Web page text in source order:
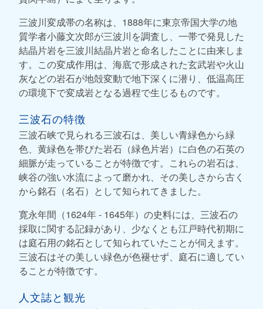
三波川変成帯の名称は、1888年に東京帝国大学の地
質学者小藤文次郎が三波川を調査し、一帯で発見した
結晶片岩を三波川結晶片岩と命名したことに由来しま
す。この変成作用は、海底で形成された玄武岩や火山
灰などの岩石が地殻変動で地下深くに潜り、低温高圧
の環境下で変成岩となる過程で生じるものです。
三波石の特徴
三波石峡で見られる三波石は、美しい青緑色から緑
色、黄緑色を帯びた岩石（緑色片岩）に白色の石英の
細脈が走っていることが特徴です。これらの岩石は、
峡谷の強い水流によって磨かれ、その美しさから古く
から銘石（名石）として知られてきました。
寛永年間（1624年 - 1645年）の史料には、三波石の
採取に関する記録があり、少なくとも江戸時代初期に
は庭石用の銘石として知られていたことが伺えます。
三波石はその美しい緑色が色褪せず、庭石に適してい
ることが特徴です。
人文誌と観光